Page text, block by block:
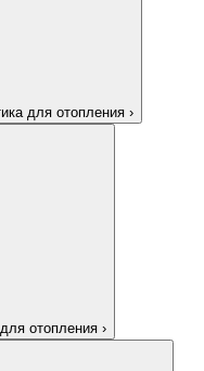
для отопления ›
отопления ›